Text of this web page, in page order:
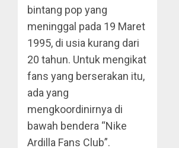
bintang pop yang
meninggal pada 19 Maret
1995, di usia kurang dari
20 tahun. Untuk mengikat
fans yang berserakan itu,
ada yang
mengkoordinirnya di
bawah bendera “Nike
Ardilla Fans Club”.